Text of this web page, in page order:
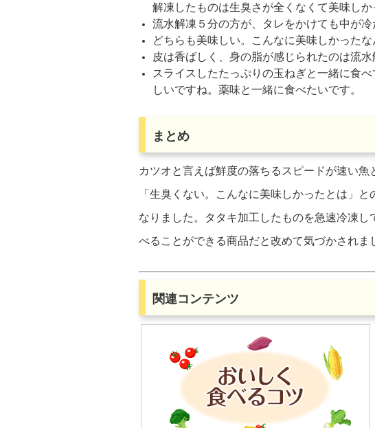
解凍したものは生臭さが全くなくて美味しか
流水解凍５分の方が、タレをかけても中が冷
どちらも美味しい。こんなに美味しかった
皮は香ばしく、身の脂が感じられたのは流水
スライスしたたっぷりの玉ねぎと一緒に食
しいですね。薬味と一緒に食べたいです。
まとめ
カツオと言えば鮮度の落ちるスピードが速い
「生臭くない。こんなに美味しかったとは」
なりました。タタキ加工したものを急速冷凍
べることができる商品だと改めて気づかされま
関連コンテンツ